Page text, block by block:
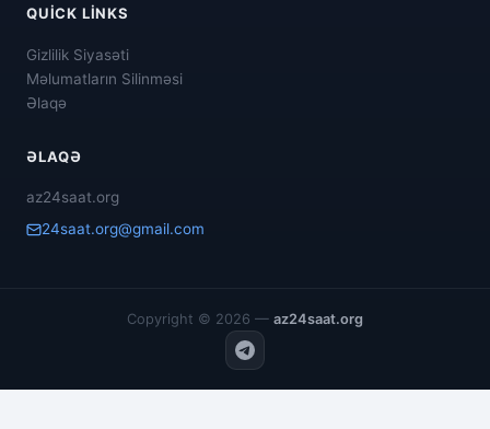
QUICK LINKS
Gizlilik Siyasəti
Məlumatların Silinməsi
Əlaqə
ƏLAQƏ
az24saat.org
24saat.org@gmail.com
Copyright © 2026 — az24saat.org